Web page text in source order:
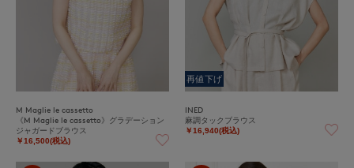
M Maglie le cassetto
《M Maglie le cassetto》グラデーション
ジャガードブラウス
￥16,500(税込)
再値下げ
INED
麻調タックブラウス
￥16,940(税込)